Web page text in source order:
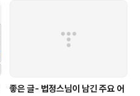
좋은 글- 법정스님이 남긴 주요 어